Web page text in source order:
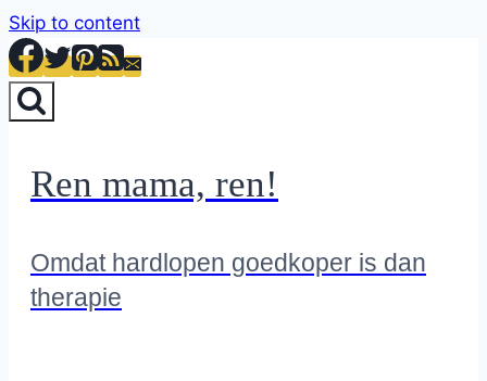
Skip to content
Ren mama, ren!
Omdat hardlopen goedkoper is dan
therapie